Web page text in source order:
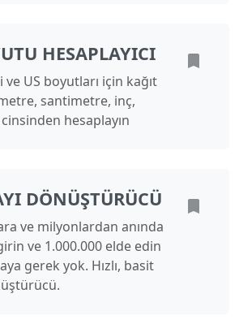
HESAPLAYICI
ve US boyutları için kağıt
santimetre, inç,
hesaplayın
DÖNÜŞTÜRÜCÜ
ve milyonlardan anında
ve 1.000.000 elde edin
gerek yok. Hızlı, basit